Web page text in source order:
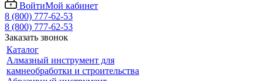
ВойтиМой кабинет
8 (800) 777-62-53
8 (800) 777-62-53
Заказать звонок
Каталог
Алмазный инструмент для
камнеобработки и строительства